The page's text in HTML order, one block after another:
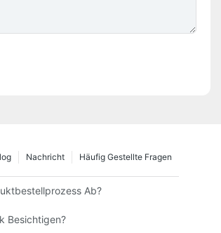
Häufig Gestellte Fragen
Nachricht
Ab?
Besichtigen?